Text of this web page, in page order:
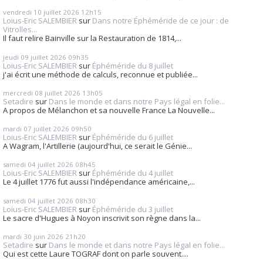
vendredi 10 juillet 2026 12h15
Loius-Eric SALEMBIER sur Dans notre Éphéméride de ce jour : de
Vitrolles...
Il faut relire Bainville sur la Restauration de 1814,...
jeudi 09 juillet 2026 09h35
Loius-Eric SALEMBIER sur Éphéméride du 8 juillet
j'ai écrit une méthode de calculs, reconnue et publiée...
mercredi 08 juillet 2026 13h05
Setadire sur Dans le monde et dans notre Pays légal en folie...
A propos de Mélanchon et sa nouvelle France La Nouvelle...
mardi 07 juillet 2026 09h50
Loius-Eric SALEMBIER sur Éphéméride du 6 juillet
A Wagram, l'Artillerie (aujourd'hui, ce serait le Génie...
samedi 04 juillet 2026 08h45
Loius-Eric SALEMBIER sur Éphéméride du 4 juillet
Le 4 juillet 1776 fut aussi l'indépendance américaine,...
samedi 04 juillet 2026 08h30
Loius-Eric SALEMBIER sur Éphéméride du 3 juillet
Le sacre d'Hugues à Noyon inscrivit son règne dans la...
mardi 30 juin 2026 21h20
Setadire sur Dans le monde et dans notre Pays légal en folie...
Qui est cette Laure TOGRAF dont on parle souvent....